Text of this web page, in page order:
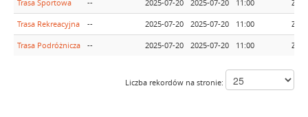
Trasa Sportowa -- 2025-07-20 2025-07-20 11:00
Trasa Rekreacyjna -- 2025-07-20 2025-07-20 11:00
Trasa Podróżnicza -- 2025-07-20 2025-07-20 11:00
Liczba rekordów na stronie: